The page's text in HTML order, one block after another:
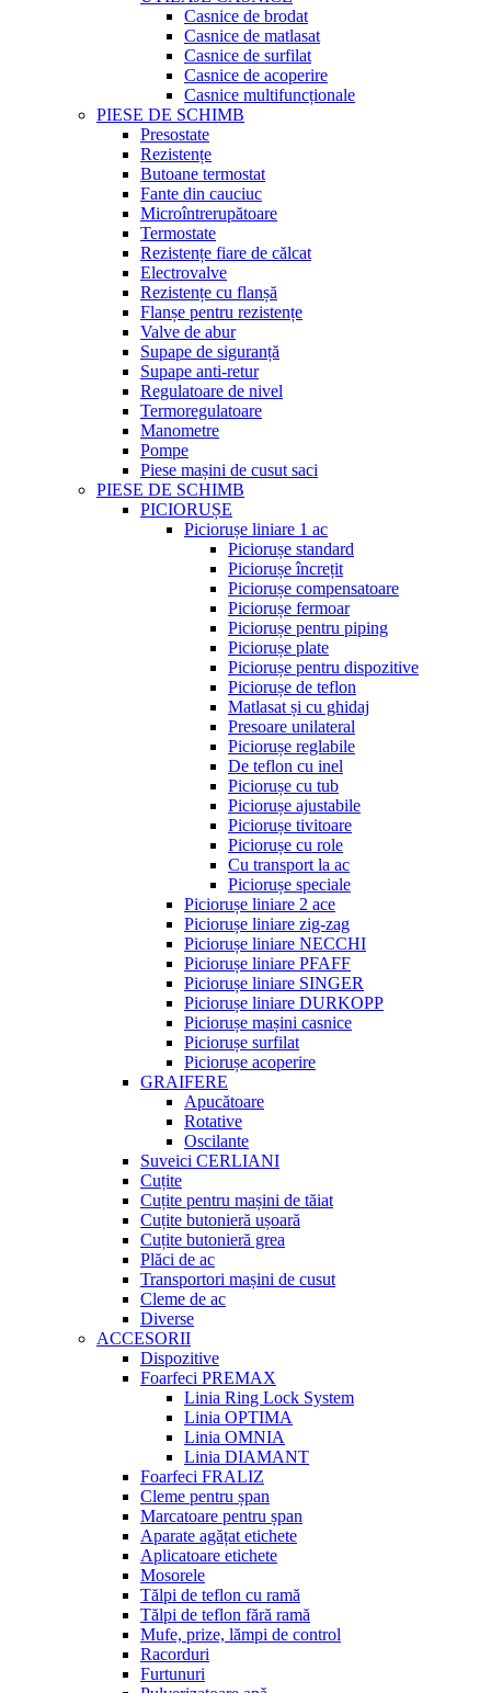
Casnice de brodat
Casnice de matlasat
Casnice de surfilat
Casnice de acoperire
Casnice multifuncționale
PIESE DE SCHIMB
Presostate
Rezistențe
Butoane termostat
Fante din cauciuc
Microîntrerupătoare
Termostate
Rezistențe fiare de călcat
Electrovalve
Rezistențe cu flanșă
Flanșe pentru rezistențe
Valve de abur
Supape de siguranță
Supape anti-retur
Regulatoare de nivel
Termoregulatoare
Manometre
Pompe
Piese mașini de cusut saci
PIESE DE SCHIMB
PICIORUȘE
Piciorușe liniare 1 ac
Piciorușe standard
Piciorușe încrețit
Piciorușe compensatoare
Piciorușe fermoar
Piciorușe pentru piping
Piciorușe plate
Piciorușe pentru dispozitive
Piciorușe de teflon
Matlasat și cu ghidaj
Presoare unilateral
Piciorușe reglabile
De teflon cu inel
Piciorușe cu tub
Piciorușe ajustabile
Piciorușe tivitoare
Piciorușe cu role
Cu transport la ac
Piciorușe speciale
Piciorușe liniare 2 ace
Piciorușe liniare zig-zag
Piciorușe liniare NECCHI
Piciorușe liniare PFAFF
Piciorușe liniare SINGER
Piciorușe liniare DURKOPP
Piciorușe mașini casnice
Piciorușe surfilat
Piciorușe acoperire
GRAIFERE
Apucătoare
Rotative
Oscilante
Suveici CERLIANI
Cuțite
Cuțite pentru mașini de tăiat
Cuțite butonieră ușoară
Cuțite butonieră grea
Plăci de ac
Transportori mașini de cusut
Cleme de ac
Diverse
ACCESORII
Dispozitive
Foarfeci PREMAX
Linia Ring Lock System
Linia OPTIMA
Linia OMNIA
Linia DIAMANT
Foarfeci FRALIZ
Cleme pentru șpan
Marcatoare pentru șpan
Aparate agățat etichete
Aplicatoare etichete
Mosorele
Tălpi de teflon cu ramă
Tălpi de teflon fără ramă
Mufe, prize, lămpi de control
Racorduri
Furtunuri